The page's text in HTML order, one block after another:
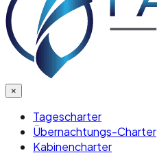
×
Tagescharter
Übernachtungs-Charter
Kabinencharter